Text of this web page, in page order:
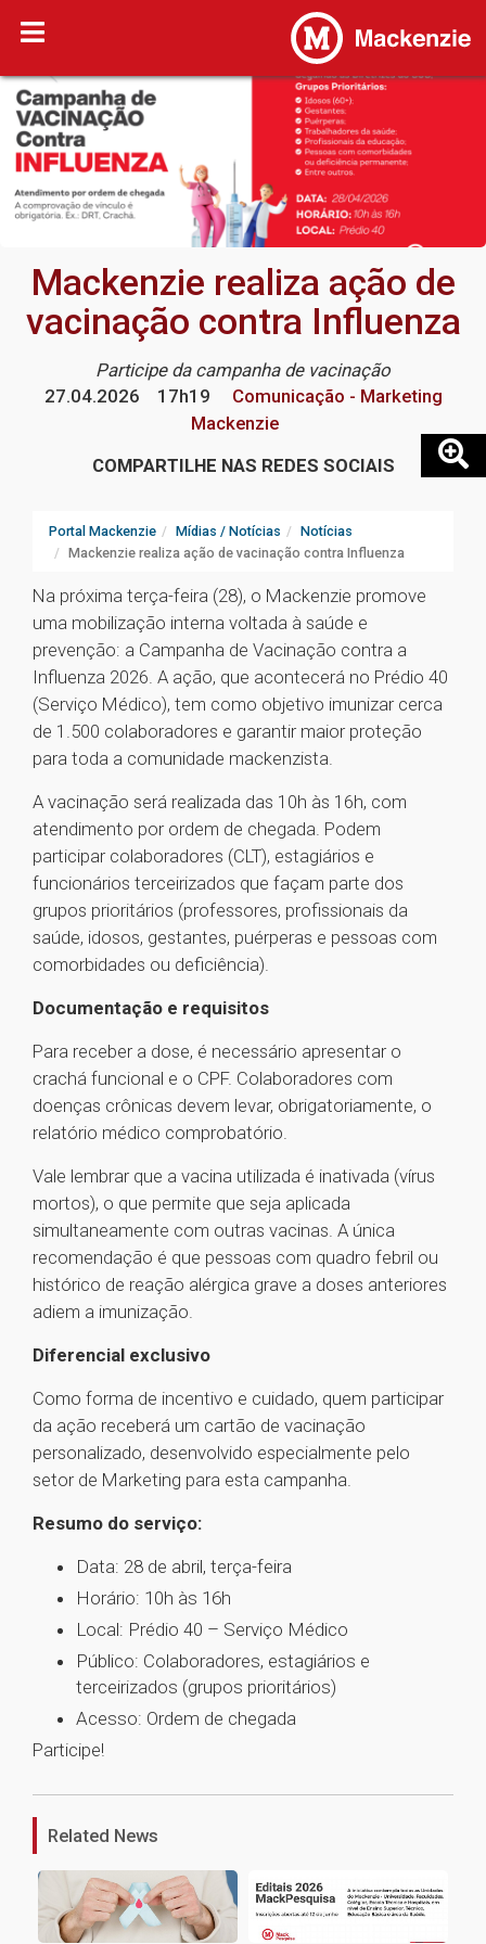
Mackenzie realiza ação de
vacinação contra Influenza
Participe da campanha de vacinação
27.04.2026
17h19
Comunicação - Marketing
Mackenzie
COMPARTILHE NAS REDES SOCIAIS
Portal Mackenzie Mídias / Notícias
Notícias
Mackenzie realiza ação de vacinação contra Influenza
Na próxima terça-feira (28), o Mackenzie promove
uma mobilização interna voltada à saúde e
prevenção: a Campanha de Vacinação contra a
Influenza 2026. A ação, que acontecerá no Prédio 40
(Serviço Médico), tem como objetivo imunizar cerca
de 1.500 colaboradores e garantir maior proteção
para toda a comunidade mackenzista.
A vacinação será realizada das 10h às 16h, com
atendimento por ordem de chegada. Podem
participar colaboradores (CLT), estagiários e
funcionários terceirizados que façam parte dos
grupos prioritários (professores, profissionais da
saúde, idosos, gestantes, puérperas e pessoas com
comorbidades ou deficiência).
Documentação e requisitos
Para receber a dose, é necessário apresentar o
crachá funcional e o CPF. Colaboradores com
doenças crônicas devem levar, obrigatoriamente, o
relatório médico comprobatório.
Vale lembrar que a vacina utilizada é inativada (vírus
mortos), o que permite que seja aplicada
simultaneamente com outras vacinas. A única
recomendação é que pessoas com quadro febril ou
histórico de reação alérgica grave a doses anteriores
adiem a imunização.
Diferencial exclusivo
Como forma de incentivo e cuidado, quem participar
da ação receberá um cartão de vacinação
personalizado, desenvolvido especialmente pelo
setor de Marketing para esta campanha.
Resumo do serviço:
Data: 28 de abril, terça-feira
Horário: 10h às 16h
Local: Prédio 40 – Serviço Médico
Público: Colaboradores, estagiários e
terceirizados (grupos prioritários)
Acesso: Ordem de chegada
Participe!
Related News